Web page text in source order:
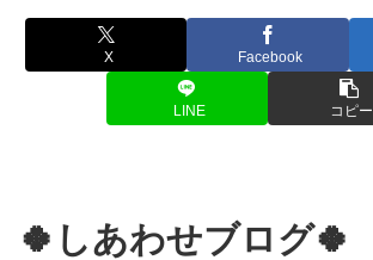
X Facebook
LINE コピー
🍀しあわせブログ🍀